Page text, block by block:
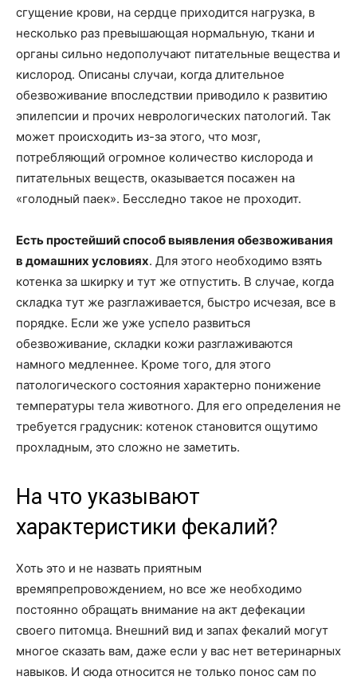
сгущение крови, на сердце приходится нагрузка, в
несколько раз превышающая нормальную, ткани и
органы сильно недополучают питательные вещества и
кислород. Описаны случаи, когда длительное
обезвоживание впоследствии приводило к развитию
эпилепсии и прочих неврологических патологий. Так
может происходить из-за этого, что мозг,
потребляющий огромное количество кислорода и
питательных веществ, оказывается посажен на
«голодный паек». Бесследно такое не проходит.
Есть простейший способ выявления обезвоживания
в домашних условиях. Для этого необходимо взять
котенка за шкирку и тут же отпустить. В случае, когда
складка тут же разглаживается, быстро исчезая, все в
порядке. Если же уже успело развиться
обезвоживание, складки кожи разглаживаются
намного медленнее. Кроме того, для этого
патологического состояния характерно понижение
температуры тела животного. Для его определения не
требуется градусник: котенок становится ощутимо
прохладным, это сложно не заметить.
На что указывают
характеристики фекалий?
Хоть это и не назвать приятным
времяпрепровождением, но все же необходимо
постоянно обращать внимание на акт дефекации
своего питомца. Внешний вид и запах фекалий могут
многое сказать вам, даже если у вас нет ветеринарных
навыков. И сюда относится не только понос сам по